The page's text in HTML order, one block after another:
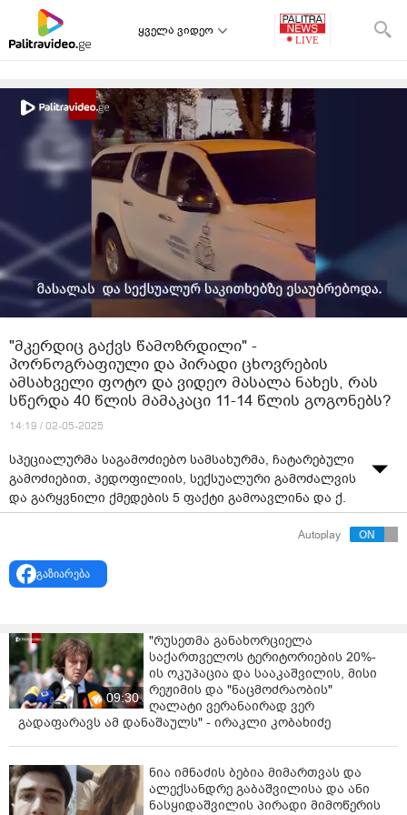
ყველა ვიდეო
"მკერდიც გაქვს წამოზრდილი" -
პორნოგრაფიული და პირადი ცხოვრების
ამსახველი ფოტო და ვიდეო მასალა ნახეს, რას
სწერდა 40 წლის მამაკაცი 11-14 წლის გოგონებს?
14:19 / 02-05-2025
სპეციალურმა საგამოძიებო სამსახურმა, ჩატარებული
გამოძიებით, პედოფილიის, სექსუალური გამოძალვის
და გარყვნილი ქმედების 5 ფაქტი გამოავლინა და ქ.
თბილისში მცხოვრები 40 წლის მამაკაცი დააკავა.
ინფორმაციას სპეციალურმა საგამოძიებო სამსახური
უწყების ცნობით, გამოძიებით დადგინდა, რომ
მეშვეობითაც სისტემატურად უკავშირდებოდა
საქართველოს სხვადასხვა რეგიონში მცხოვრებ 14
წლამდე ასაკის გოგონებს, ეცნობოდა მათ სხვადასხვა
სახელით, უმალავდა საკუთარ ასაკს, ვინაობას,
უგზავნიდა პორნოგრაფიული შინაარსის ფოტო-ვიდეო
მასალას და სექსუალურ საკითხებზე ესაუბრებოდა.
„გამოძიებამ პედოფილიაში მხილებული
ბრალდებულის 5 დანაშაულებრივი ეპიზოდი
Autoplay
გაზიარება
09:30
"რუსეთმა განახორციელა
საქართველოს ტერიტორიების 20%-
ის ოკუპაცია და სააკაშვილის, მისი
რეჟიმის და "ნაცმოძრაობის"
ღალატი ვერანაირად ვერ
გადაფარავს ამ დანაშაულს" - ირაკლი კობახიძე
ნია იმნაძის ბებია მიმართვას და
ალექსანდრე გაბაშვილისა და ანი
ნასყიდაშვილის პირადი მიმოწერის